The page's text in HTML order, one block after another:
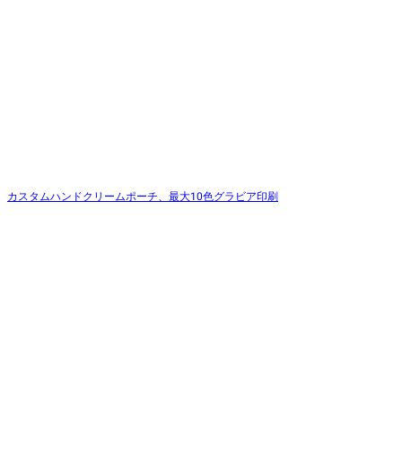
カスタムハンドクリームポーチ、最大10色グラビア印刷